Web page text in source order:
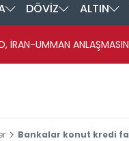
DÖVİZ ALTIN
İRAN-UMMAN
Bankalar konut kredi